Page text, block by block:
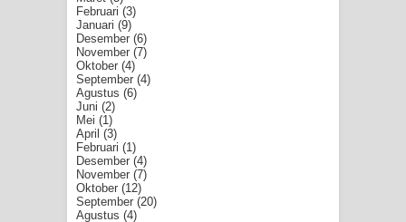
Februari (3)
Januari (9)
Desember (6)
November (7)
Oktober (4)
September (4)
Agustus (6)
Juni (2)
Mei (1)
April (3)
Februari (1)
Desember (4)
November (7)
Oktober (12)
September (20)
Agustus (4)